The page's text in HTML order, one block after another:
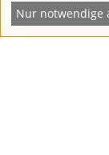
Nur notwendige